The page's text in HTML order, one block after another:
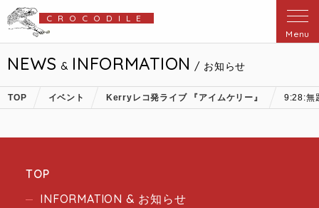
CROCODILE
Menu
NEWS & INFORMATION / お知らせ
TOP イベント Kerryレコ発ライブ 『アイムケリー』 9:28:無
TOP
INFORMATION & お知らせ